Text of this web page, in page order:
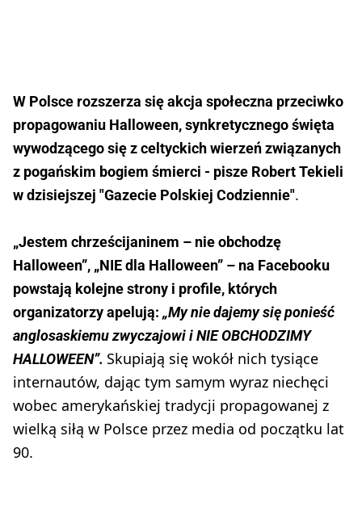
W Polsce rozszerza się akcja społeczna przeciwko
propagowaniu Halloween, synkretycznego święta
wywodzącego się z celtyckich wierzeń związanych
z pogańskim bogiem śmierci - pisze Robert Tekieli
w dzisiejszej "Gazecie Polskiej Codziennie".
„Jestem chrześcijaninem – nie obchodzę
Halloween”, „NIE dla Halloween” – na Facebooku
powstają kolejne strony i profile, których
organizatorzy apelują: „My nie dajemy się ponieść
anglosaskiemu zwyczajowi i NIE OBCHODZIMY
HALLOWEEN”. Skupiają się wokół nich tysiące
internautów, dając tym samym wyraz niechęci
wobec amerykańskiej tradycji propagowanej z
wielką siłą w Polsce przez media od początku lat
90.